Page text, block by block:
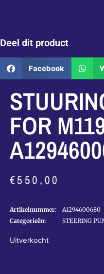
Deel dit product
Facebook
FOR
€550,00
Artikelnummer:
A1294600680
Categorieën:
STEERING
Uitverkocht